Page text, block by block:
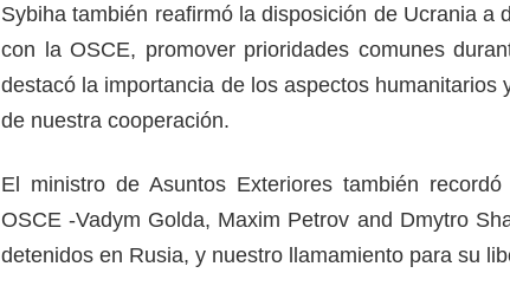
Sybiha también reafirmó la disposición de Ucrania a
con la OSCE, promover prioridades comunes
destacó la importancia de los aspectos humanitarios
de nuestra cooperación.
El ministro de Asuntos Exteriores también
OSCE -Vadym Golda, Maxim Petrov and Dmytro
detenidos en Rusia, y nuestro llamamiento para su